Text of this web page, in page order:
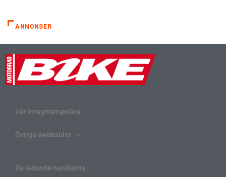
ANNONSER
Vår integritetspolicy
Övriga webbsidor
De ledande handlarna